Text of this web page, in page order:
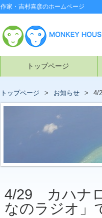
作家・吉村喜彦のホームページ
トップページ
トップページ お知らせ 4/
4/29 カハナ
なのラジオ」